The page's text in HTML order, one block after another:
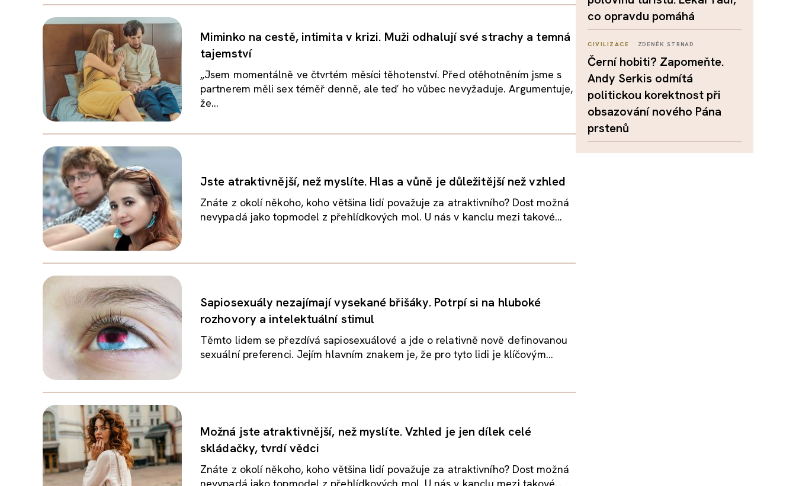
Miminko na cestě, intimita v krizi. Muži odhalují své strachy a temná
tajemství
„Jsem momentálně ve čtvrtém měsíci těhotenství. Před otěhotněním jsme s
partnerem měli sex téměř denně, ale teď ho vůbec nevyžaduje. Argumentuje,
že...
Jste atraktivnější, než myslíte. Hlas a vůně je důležitější než vzhled
Znáte z okolí někoho, koho většina lidí považuje za atraktivního? Dost možná
nevypadá jako topmodel z přehlídkových mol. U nás v kanclu mezi takové...
Sapiosexuály nezajímají vysekané břišáky. Potrpí si na hluboké
rozhovory a intelektuální stimul
Těmto lidem se přezdívá sapiosexuálové a jde o relativně nově definovanou
sexuální preferenci. Jejím hlavním znakem je, že pro tyto lidi je klíčovým...
Možná jste atraktivnější, než myslíte. Vzhled je jen dílek celé
skládačky, tvrdí vědci
Znáte z okolí někoho, koho většina lidí považuje za atraktivního? Dost možná
co opravdu pomáhá
CIVILIZACE ZDENĚK STRNAD
Černí hobiti? Zapomeňte.
Andy Serkis odmítá
politickou korektnost při
obsazování nového Pána
prstenů